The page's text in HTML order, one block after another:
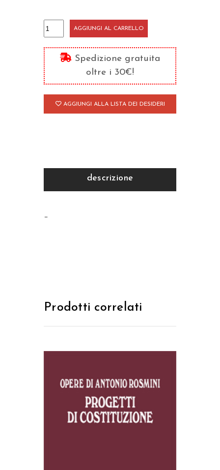
Teosofia
quantità
AGGIUNGI AL CARRELLO
Spedizione gratuita
oltre i 30€!
AGGIUNGI ALLA LISTA DEI DESIDERI
descrizione
–
Prodotti correlati